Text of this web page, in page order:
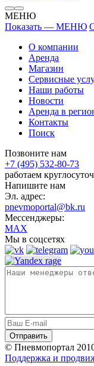
МЕНЮ
Показать — МЕНЮ
О компании
Аренда
Магазин
Сервисные
Наши работы
Новости
Аренда в
Контакты
Поиск
Позвоните нам
+7 (495) 532-80-73
работаем
Напишите нам
Эл. адрес:
pnevmoportal@bk.ru
Мессенджеры:
MAX
Мы в соцсетях
© Пневмопортал
Поддержка и